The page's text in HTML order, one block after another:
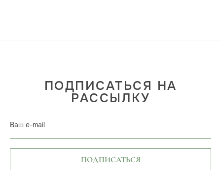
ПОДПИСАТЬСЯ НА
РАССЫЛКУ
Ваш e-mail
ПОДПИСАТЬСЯ